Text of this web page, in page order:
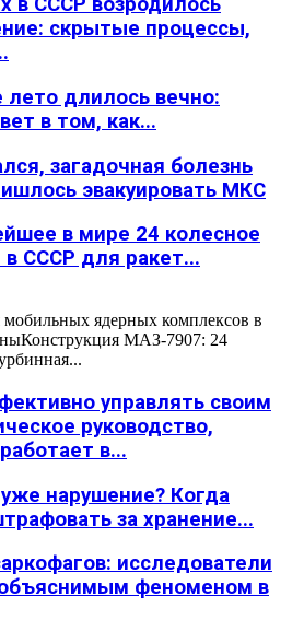
скрытые процессы,
лето длилось вечно:
в том, как...
загадочная болезнь
эвакуировать МКС
в мире 24 колесное
в СССР для ракет...
ядерных комплексов в
МАЗ-7907: 24
управлять своим
руководство,
в...
нарушение? Когда
за хранение...
исследователи
феноменом в